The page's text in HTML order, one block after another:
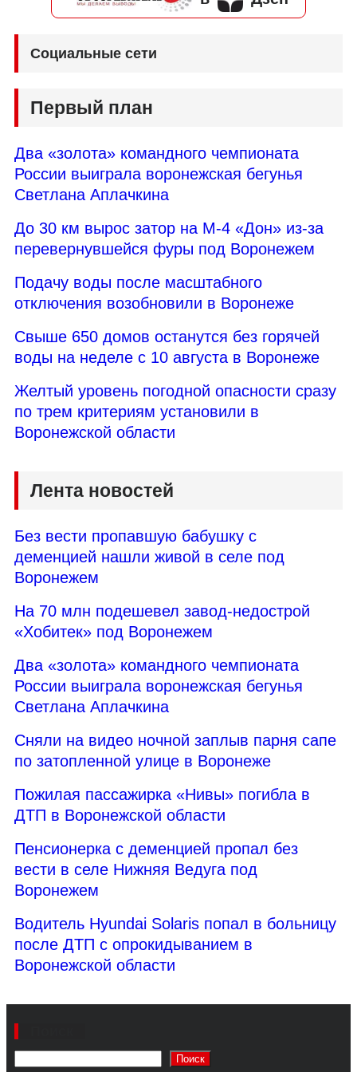
Социальные сети
Первый план
Два «золота» командного чемпионата
России выиграла воронежская бегунья
Светлана Аплачкина
До 30 км вырос затор на М-4 «Дон» из-за
перевернувшейся фуры под Воронежем
Подачу воды после масштабного
отключения возобновили в Воронеже
Свыше 650 домов останутся без горячей
воды на неделе с 10 августа в Воронеже
Желтый уровень погодной опасности сразу
по трем критериям установили в
Воронежской области
Лента новостей
Без вести пропавшую бабушку с
деменцией нашли живой в селе под
Воронежем
На 70 млн подешевел завод-недострой
«Хобитек» под Воронежем
Два «золота» командного чемпионата
России выиграла воронежская бегунья
Светлана Аплачкина
Сняли на видео ночной заплыв парня сапе
по затопленной улице в Воронеже
Пожилая пассажирка «Нивы» погибла в
ДТП в Воронежской области
Пенсионерка с деменцией пропал без
вести в селе Нижняя Ведуга под
Воронежем
Водитель Hyundai Solaris попал в больницу
после ДТП с опрокидыванием в
Воронежской области
Поиск